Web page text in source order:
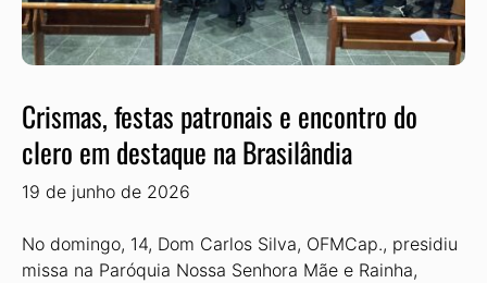
Crismas, festas patronais e encontro do
clero em destaque na Brasilândia
19 de junho de 2026
No domingo, 14, Dom Carlos Silva, OFMCap., presidiu
missa na Paróquia Nossa Se­nhora Mãe e Rainha,